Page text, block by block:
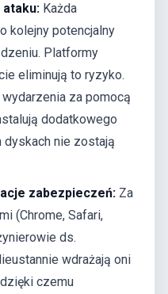
ataku: Każda
kolejny potencjalny
Platformy
eliminują to ryzyko.
za pomocą
dodatkowego
dyskach nie zostają
zabezpieczeń: Za
(Chrome, Safari,
ds.
wdrażają oni
czemu